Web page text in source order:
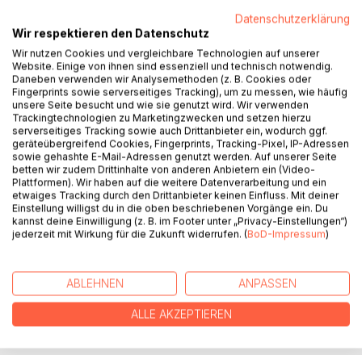
Paula hatte in ihrem bisherigen Leben durch ihren Ex-Mann
nur Lieblosigkeiten und Gewalt erfahren. Verschlossen und
fast schon zurückgezogen, lebt sie in der andalusischen
Steinwüste Almerias. Sie kämpft um ihre Alpaka- und
Pferdezucht, genauso wie um ihre Finca. Verzweifelt wehrt
sie sich gegen jeden weiteren Mann, der ihr zu nahe treten
will. Ihre gequälte Seele macht es Mario, ein
Neuankömmling aus der Solartechnikwelt in der
Steinwüste, schwer, ja fast unmöglich, ihr zu helfen. Nur
durch seine ständigen, liebevollen Freundschaftsbeweise
schafft es Paula letztendlich, seine Hilfe anzunehmen. Aber
nach wie vor ist ihre Existenz in Gefahr, denn ihr Ex-Mann
fordert die Zwangsversteigerung. Ein Roman, mitten aus
widerspiegelt, die das Leben mit sich bringen kann.
Datenschutzerklärung
Wir respektieren den Datenschutz
Wir nutzen Cookies und vergleichbare Technologien auf unserer
Website. Einige von ihnen sind essenziell und technisch notwendig.
Daneben verwenden wir Analysemethoden (z. B. Cookies oder
Fingerprints sowie serverseitiges Tracking), um zu messen, wie häufig
unsere Seite besucht und wie sie genutzt wird. Wir verwenden
Trackingtechnologien zu Marketingzwecken und setzen hierzu
serverseitiges Tracking sowie auch Drittanbieter ein, wodurch ggf.
geräteübergreifend Cookies, Fingerprints, Tracking-Pixel, IP-Adressen
sowie gehashte E-Mail-Adressen genutzt werden. Auf unserer Seite
betten wir zudem Drittinhalte von anderen Anbietern ein (Video-
Plattformen). Wir haben auf die weitere Datenverarbeitung und ein
etwaiges Tracking durch den Drittanbieter keinen Einfluss. Mit deiner
Einstellung willigst du in die oben beschriebenen Vorgänge ein. Du
kannst deine Einwilligung (z. B. im Footer unter „Privacy-Einstellungen“)
jederzeit mit Wirkung für die Zukunft widerrufen. (BoD-Impressum)
ABLEHNEN ANPASSEN
ALLE AKZEPTIEREN